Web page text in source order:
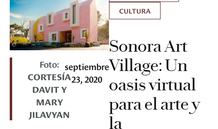
Foto:
CORTESÍA
DAVIT Y
MARY
JILAVYAN
septiembre
23, 2020
CULTURA
Sonora Art
Village: Un
oasis virtual
para el arte y
la